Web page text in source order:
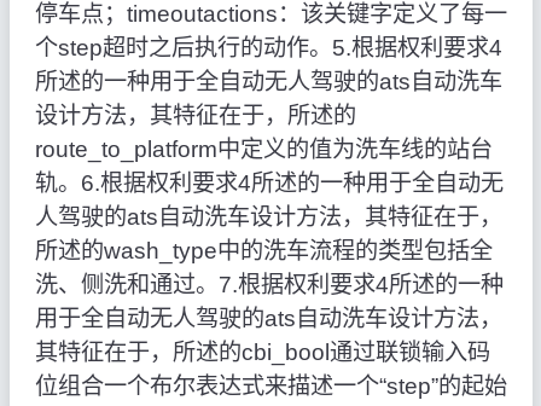
停车点；timeoutactions：该关键字定义了每一
个step超时之后执行的动作。5.根据权利要求4
所述的一种用于全自动无人驾驶的ats自动洗车
设计方法，其特征在于，所述的
route_to_platform中定义的值为洗车线的站台
轨。6.根据权利要求4所述的一种用于全自动无
人驾驶的ats自动洗车设计方法，其特征在于，
所述的wash_type中的洗车流程的类型包括全
洗、侧洗和通过。7.根据权利要求4所述的一种
用于全自动无人驾驶的ats自动洗车设计方法，
其特征在于，所述的cbi_bool通过联锁输入码
位组合一个布尔表达式来描述一个“step”的起始